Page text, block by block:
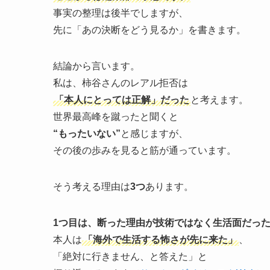
事実の整理は後半でしますが、
先に「あの決断をどう見るか」を書きます。
結論から言います。
私は、柿谷さんのレアル拒否は
「本人にとっては正解」だった と考えます。
世界最高峰を蹴ったと聞くと
“もったいない”と感じますが、
その後の歩みを見ると筋が通っています。
そう考える理由は3つあります。
1つ目は、断った理由が技術ではなく生活面だった
本人は「海外で生活する怖さが先に来た」
「絶対に行きません、と答えた」と